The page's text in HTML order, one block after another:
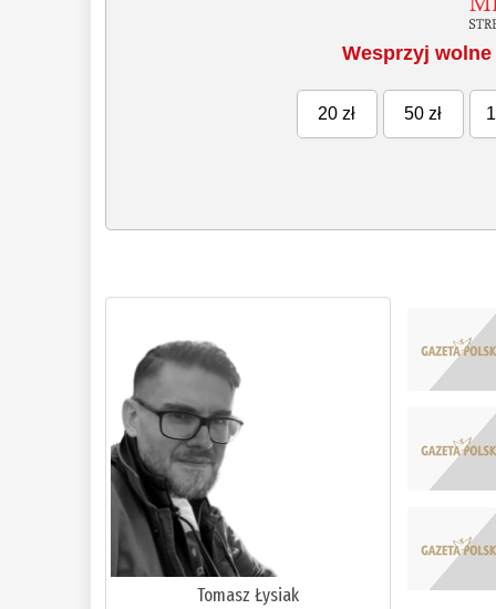
Wesprzyj
20 zł 50 zł
Tomasz Łysiak